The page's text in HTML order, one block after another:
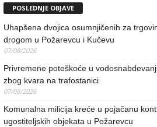
POSLEDNJE OBJAVE
Uhapšena dvojica osumnjičenih za
drogom u Požarevcu i Kučevu
07/08/2026
Privremene poteškoće u
zbog kvara na trafostanici
07/08/2026
Komunalna milicija kreće u pojačanu
ugostiteljskih objekata u Požarevcu